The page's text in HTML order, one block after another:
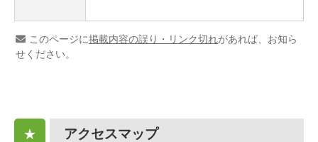
このページに掲載内容の誤り・リンク切れがあれば、お知ら
せください。
★ アクセスマップ